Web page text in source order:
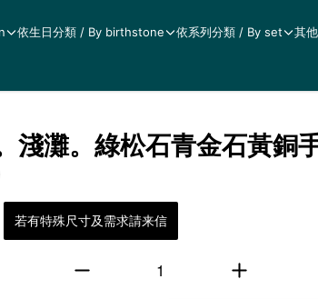
依生日分類 / By birthstone 依系列分類 / By set 其他
淺灘。綠松石青金石黃銅
若有特殊尺寸及需求請来信